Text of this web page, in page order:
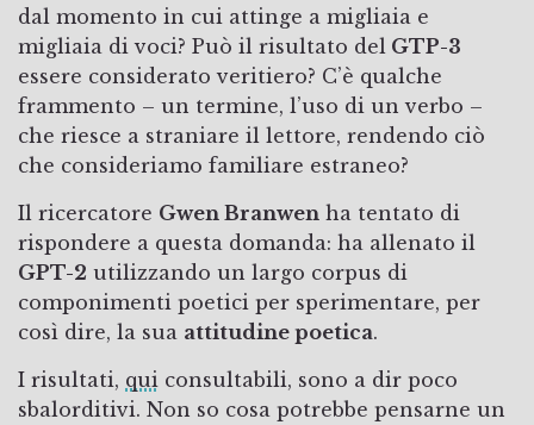
dal momento in cui attinge a migliaia e
migliaia di voci? Può il risultato del GTP-3
essere considerato veritiero? C’è qualche
frammento – un termine, l’uso di un verbo –
che riesce a straniare il lettore, rendendo ciò
che consideriamo familiare estraneo?
Il ricercatore Gwen Branwen ha tentato di
rispondere a questa domanda: ha allenato il
GPT-2 utilizzando un largo corpus di
componimenti poetici per sperimentare, per
così dire, la sua attitudine poetica.
I risultati, qui consultabili, sono a dir poco
sbalorditivi. Non so cosa potrebbe pensarne un